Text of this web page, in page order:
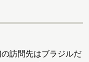
訪問先はブラジルだ